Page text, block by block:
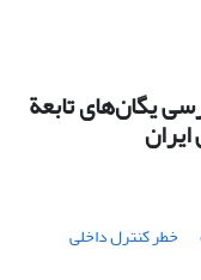
یگان‌های تابعة
خطر کنترل داخلی